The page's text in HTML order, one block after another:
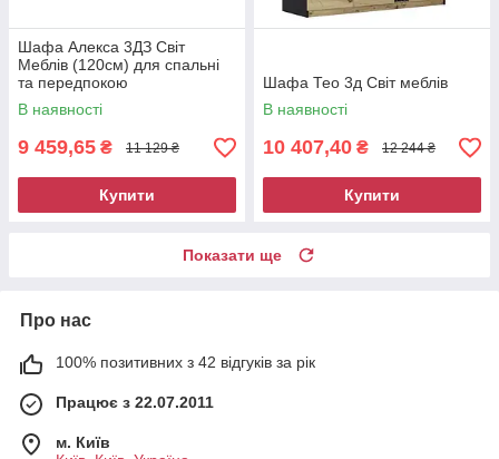
Шафа Алекса 3ДЗ Світ
Меблів (120см) для спальні
та передпокою
В наявності
9 459,65 ₴ 11 129 ₴
Купити
Шафа Тео 3д Світ меблів
В наявності
10 407,40 ₴ 12 244 ₴
Купити
Показати ще
Про нас
100% позитивних з 42 відгуків за рік
Працює з 22.07.2011
м. Київ